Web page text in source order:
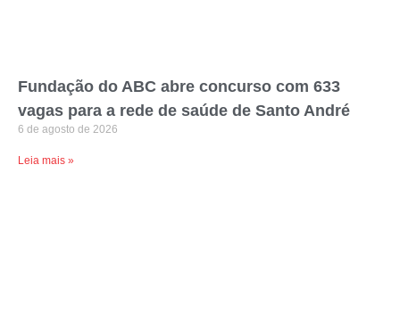
Fundação do ABC abre concurso com 633
vagas para a rede de saúde de Santo André
6 de agosto de 2026
Leia mais »